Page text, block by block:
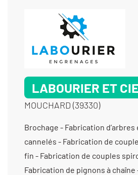
LABOURIER ET
MOUCHARD (39330)
Brochage - Fabrication d’arbres
cannelés - Fabrication de
fin - Fabrication de couples
Fabrication de pignons à